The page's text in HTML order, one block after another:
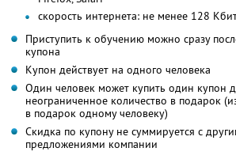
скорость интернета: не менее 128
Приступить к обучению можно сразу
купона
Купон действует на одного человека
Один человек может купить один купон
неограниченное количество в подарок
в подарок одному человеку)
Скидка по купону не суммируется с
предложениями компании